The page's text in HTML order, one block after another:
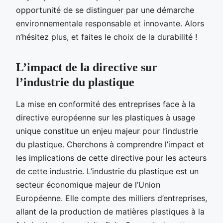
opportunité de se distinguer par une démarche
environnementale responsable et innovante. Alors
n’hésitez plus, et faites le choix de la durabilité !
L’impact de la directive sur
l’industrie du plastique
La mise en conformité des entreprises face à la
directive européenne sur les plastiques à usage
unique constitue un enjeu majeur pour l’industrie
du plastique. Cherchons à comprendre l’impact et
les implications de cette directive pour les acteurs
de cette industrie. L’industrie du plastique est un
secteur économique majeur de l’Union
Européenne. Elle compte des milliers d’entreprises,
allant de la production de matières plastiques à la